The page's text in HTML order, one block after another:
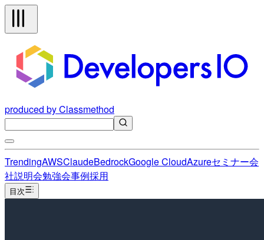
produced by Classmethod
TrendingAWSClaudeBedrockGoogle CloudAzureセミナー会
社説明会勉強会事例採用
目次